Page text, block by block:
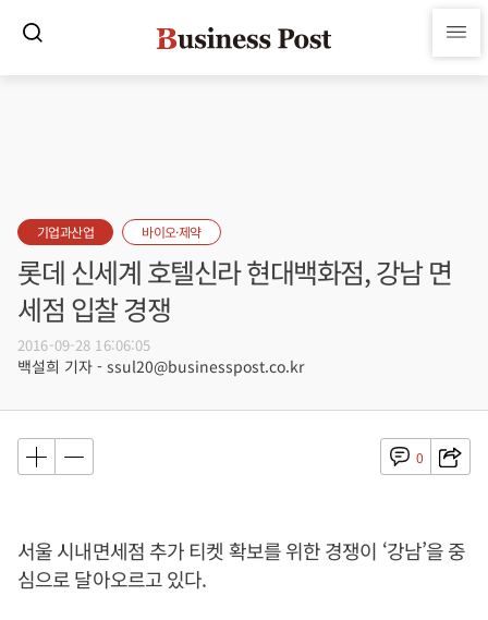
기업과산업 바이오·제약
롯데 신세계 호텔신라 현대백화점, 강남 면
세점 입찰 경쟁
2016-09-28 16:06:05
백설희 기자 - ssul20@businesspost.co.kr
0
서울 시내면세점 추가 티켓 확보를 위한 경쟁이 ‘강남’을 중
심으로 달아오르고 있다.